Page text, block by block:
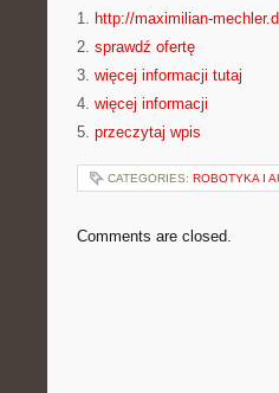
1. http://maximilian-
2. sprawdź ofertę
3. więcej informacji tutaj
4. więcej informacji
5. przeczytaj wpis
CATEGORIES: ROBOTYKA I
Comments are closed.